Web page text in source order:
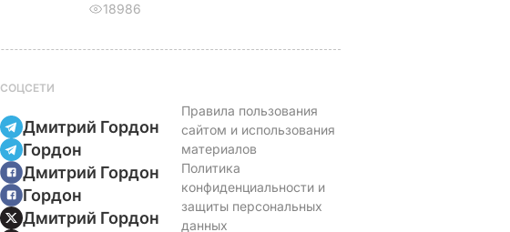
18986
СОЦСЕТИ
Дмитрий Гордон
Гордон
Дмитрий Гордон
Гордон
Дмитрий Гордон
Правила пользования
сайтом и использования
материалов
Политика
конфиденциальности и
защиты персональных
данных